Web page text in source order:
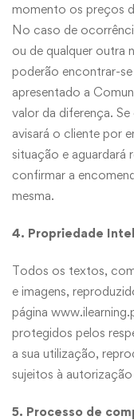
momento os preços
No caso de
ou de qualquer outra
poderão encontrar-
apresentado a
valor da diferença.
avisará o cliente por
situação e aguardará
confirmar a
mesma.
4. Propriedade
Todos os textos,
e imagens,
página
protegidos pelos
a sua utilização,
sujeitos à
5. Processo de